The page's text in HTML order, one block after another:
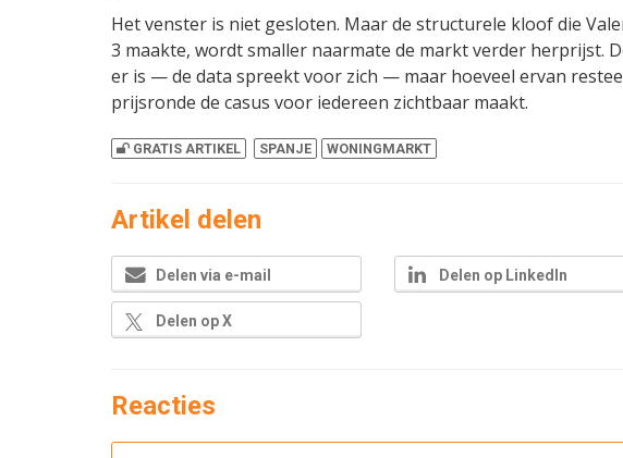
Het venster is niet gesloten. Maar de structurele kloof die
3 maakte, wordt smaller naarmate de markt verder herprijst.
er is — de data spreekt voor zich — maar hoeveel ervan
prijsronde de casus voor iedereen zichtbaar maakt.
GRATIS ARTIKEL SPANJE WONINGMARKT
Artikel delen
Delen via e-mail Delen op LinkedIn
Delen op X
Reacties